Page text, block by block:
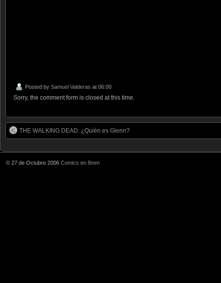
Posted by Samuel Valderas at 06:00
Sorry, the comment form is closed at this time.
THE WALKING DEAD: ¿Quién es Glenn?
© 27 de Octubre 2006 Comics en 8mm